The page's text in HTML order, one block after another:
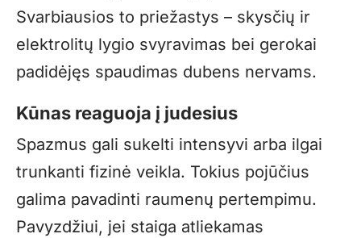
Svarbiausios to priežastys – skysčių ir
elektrolitų lygio svyravimas bei gerokai
padidėjęs spaudimas dubens nervams.
Kūnas reaguoja į judesius
Spazmus gali sukelti intensyvi arba ilgai
trunkanti fizinė veikla. Tokius pojūčius
galima pavadinti raumenų pertempimu.
Pavyzdžiui, jei staiga atliekamas